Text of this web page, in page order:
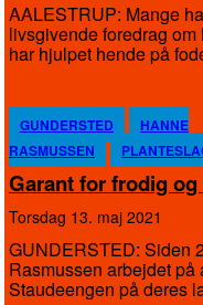
AALESTRUP: Mange
livsgivende foredrag
har hjulpet hende på
GUNDERSTED
HANNE
RASMUSSEN
Garant for frodig
torsdag 13. maj 2021
GUNDERSTED: Siden
Rasmussen arbejdet
Staudeengen på deres